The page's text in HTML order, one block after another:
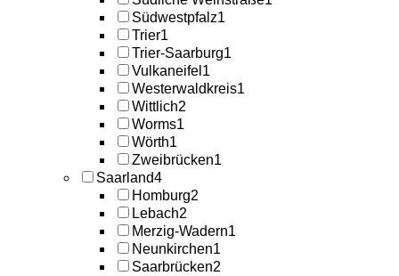
Südwestpfalz1
Trier1
Trier-Saarburg1
Vulkaneifel 1
Westerwaldkreis1
Wittlich2
Worms1
Wörth1
Zweibrücken1
Saarland4
Homburg2
Lebach2
Merzig-Wadern1
Neunkirchen1
Saarbrücken2